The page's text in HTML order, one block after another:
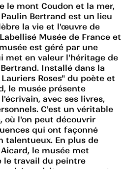
le mont Coudon et la mer,
Bertrand est un lieu
la vie et l'œuvre de
Musée de France et
est géré par une
met en valeur l'héritage de
Installé dans la
Roses" du poète et
le musée présente
avec ses livres,
C'est un véritable
où l'on peut découvrir
qui ont façonné
talentueux. En plus de
le musée met
le travail du peintre